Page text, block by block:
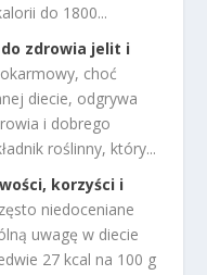
do 1800...
do zdrowia jelit i
choć
diecie, odgrywa
i dobrego
roślinny, który...
korzyści i
niedoceniane
uwagę w diecie
27 kcal na 100 g